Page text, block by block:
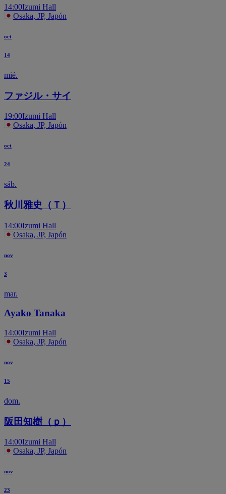
14:00Izumi Hall
Osaka, JP, Japón
oct
14
mié.
ファジル・サイ
19:00Izumi Hall
Osaka, JP, Japón
oct
24
sáb.
秋川雅史（Ｔ）
14:00Izumi Hall
Osaka, JP, Japón
nov
3
mar.
Ayako Tanaka
14:00Izumi Hall
Osaka, JP, Japón
nov
15
dom.
阪田知樹（ｐ）
14:00Izumi Hall
Osaka, JP, Japón
nov
23